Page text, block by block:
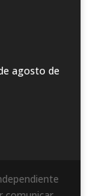
agosto de